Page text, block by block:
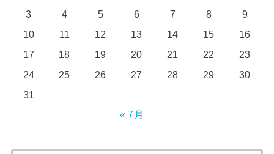
3
4 5 6 7 8
9
10
11 12 13 14 15
16
17
18 19 20 21 22
23
24
25 26 27 28 29
30
31
« 7月